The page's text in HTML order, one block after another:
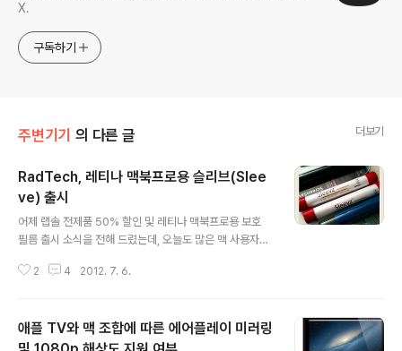
X.
구독하기
주변기기 의 다른 글 더보기
RadTech, 레티나 맥북프로용 슬리브(Slee
ve) 출시
어제 랩솔 전제품 50% 할인 및 레티나 맥북프로용 보호
필름 출시 소식을 전해 드렸는데, 오늘도 많은 맥 사용자들
북프로용 극세사 슬리브를 출시했습니다. RadTech Sle
되어 있습니다만, 언제나 그렇듯 해외 구매는 디스카운트
를 해야 맛이죠! 제품 주문시 아래 리딤 코드를 넣으면 제품
2 4 2012. 7. 6.
애플 TV와 맥 조합에 따른 에어플레이 미러링